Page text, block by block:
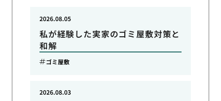
私が経験した実家のゴミ屋敷対策と
和解
2026.08.05
ゴミ屋敷
2026.08.03